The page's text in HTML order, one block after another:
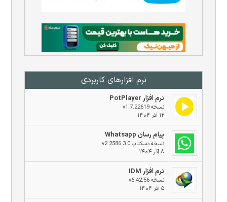
نرم افزار‌های کاربردی
نرم افزار PotPlayer
نسخه v1.7.22619
۱۲ آذر ۱۴۰۴
پیام رسان Whatsapp
نسخه دسکتاپ v2.2586.3.0
۸ آذر ۱۴۰۴
نرم افزار IDM
نسخه v6.42.56
۵ آذر ۱۴۰۴